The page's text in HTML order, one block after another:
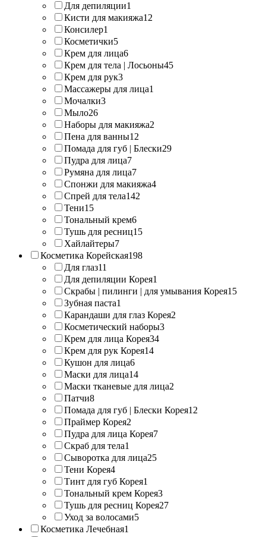
Для депиляции1
Кисти для макияжа12
Консилер1
Косметички5
Крем для лица6
Крем для тела | Лосьоны45
Крем для рук3
Массажеры для лица1
Мочалки3
Мыло26
Наборы для макияжа2
Пена для ванны12
Помада для губ | Блески29
Пудра для лица7
Румяна для лица7
Спонжи для макияжа4
Спрей для тела142
Тени15
Тональный крем6
Тушь для ресниц15
Хайлайтеры7
Косметика Корейская198
Для глаз11
Для депиляции Корея1
Скрабы | пилинги | для умывания Корея15
Зубная паста1
Карандаши для глаз Корея2
Косметический наборы3
Крем для лица Корея34
Крем для рук Корея14
Кушон для лица6
Маски для лица14
Маски тканевые для лица2
Патчи8
Помада для губ | Блески Корея12
Праймер Корея2
Пудра для лица Корея7
Скраб для тела1
Сыворотка для лица25
Тени Корея4
Тинт для губ Корея1
Тональный крем Корея3
Тушь для ресниц Корея27
Уход за волосами5
Косметика Лечебная1